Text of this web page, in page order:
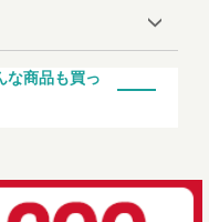
な商品も買っ